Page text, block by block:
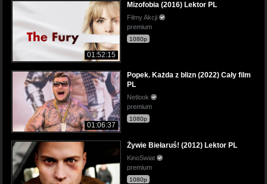
01:52:15
Mizofobia (2016) Lektor PL
Filmy Akcji
premium
1080p
01:06:37
Popek. Każda z blizn (2022) Cały film
PL
Netlook
premium
1080p
Żywie Biełaruś! (2012) Lektor PL
KinoSwiat
premium
1080p